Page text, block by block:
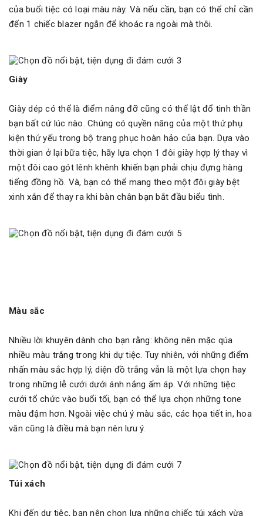
của buổi tiệc có loại màu này. Và nếu cần, bạn có thể chỉ cần
đến 1 chiếc blazer ngắn để khoác ra ngoài mà thôi.
Giày
Giày dép có thể là điểm nâng đỡ cũng có thể lật đổ tinh thần
bạn bất cứ lúc nào. Chúng có quyền năng của một thứ phụ
kiện thứ yếu trong bộ trang phục hoàn hảo của bạn. Dựa vào
thời gian ở lại bữa tiệc, hãy lựa chọn 1 đôi giày hợp lý thay vì
một đôi cao gót lênh khênh khiến bạn phải chịu đựng hàng
tiếng đồng hồ. Và, bạn có thể mang theo một đôi giày bệt
xinh xắn để thay ra khi bàn chân bạn bắt đầu biểu tình.
Màu sắc
Nhiều lời khuyên dành cho bạn rằng: không nên mặc qúa
nhiều màu trắng trong khi dự tiệc. Tuy nhiên, với những điểm
nhấn màu sắc hợp lý, diện đồ trắng vẫn là một lựa chọn hay
trong những lễ cưới dưới ánh nắng ấm áp. Với những tiệc
cưới tổ chức vào buổi tối, bạn có thể lựa chọn những tone
màu đậm hơn. Ngoài việc chú ý màu sắc, các họa tiết in, hoa
văn cũng là điều mà bạn nên lưu ý.
Túi xách
Khi đến dự tiệc, bạn nên chọn lựa những chiếc túi xách vừa